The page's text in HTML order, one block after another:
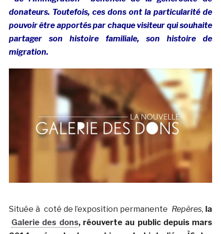
donateurs. Toutefois, ces dons ont la particularité de
pouvoir être apportés par chaque visiteur qui souhaite
partager son histoire familiale, son histoire de
migration.
Située à coté de l’exposition permanente Repères, la
Galerie des dons, réouverte au public depuis mars